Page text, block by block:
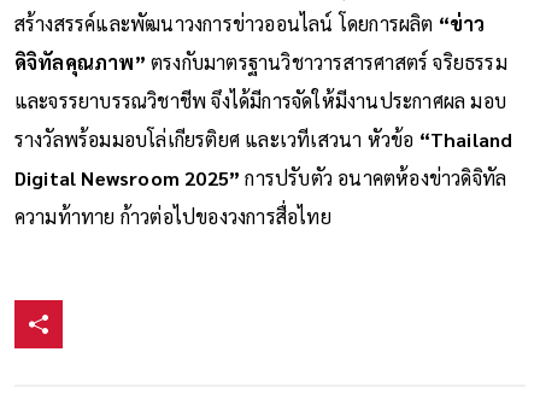
สร้างสรรค์และพัฒนาวงการข่าวออนไลน์ โดยการผลิต “ข่าว
ดิจิทัลคุณภาพ” ตรงกับมาตรฐานวิชาวารสารศาสตร์ จริยธรรม
และจรรยาบรรณวิชาชีพ จึงได้มีการจัดให้มีงานประกาศผล มอบ
รางวัลพร้อมมอบโล่เกียรติยศ และเวทีเสวนา หัวข้อ “Thailand
Digital Newsroom 2025” การปรับตัว อนาคตห้องข่าวดิจิทัล
ความท้าทาย ก้าวต่อไปของวงการสื่อไทย